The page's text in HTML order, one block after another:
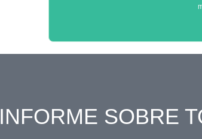
INFORME SOBRE